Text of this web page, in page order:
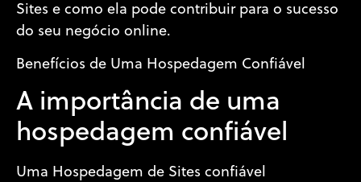
Sites e como ela pode contribuir para o sucesso
do seu negócio online.
Benefícios de Uma Hospedagem Confiável
A importância de uma
hospedagem confiável
Uma Hospedagem de Sites confiável